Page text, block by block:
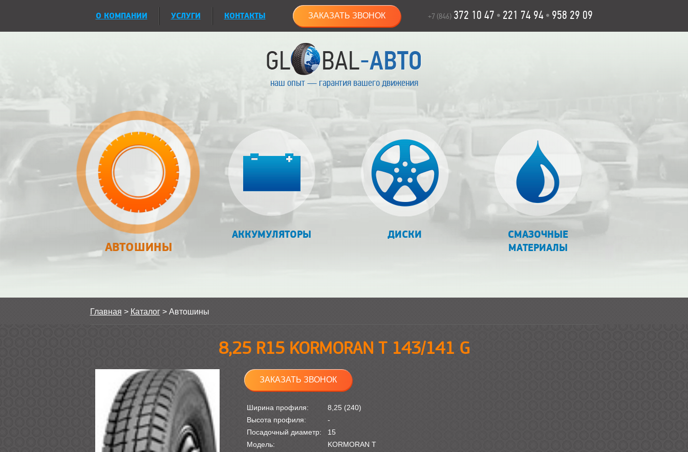
О КОМПАНИИ УСЛУГИ КОНТАКТЫ ЗАКАЗАТЬ ЗВОНОК +7 (846) 372 10 47 • 221 74 94 • 958 29 09
наш опыт — гарантия вашего движения
АВТОШИНЫ
АККУМУЛЯТОРЫ ДИСКИ
СМАЗОЧНЫЕ
МАТЕРИАЛЫ
Главная > Каталог> Автошины
8,25 R15 KORMORAN T 143/141 G
ЗАКАЗАТЬ ЗВОНОК
Ширина профиля:
8,25 (240)
Высота профиля:
-
Посадочный диаметр:
15
Модель:
KORMORAN T